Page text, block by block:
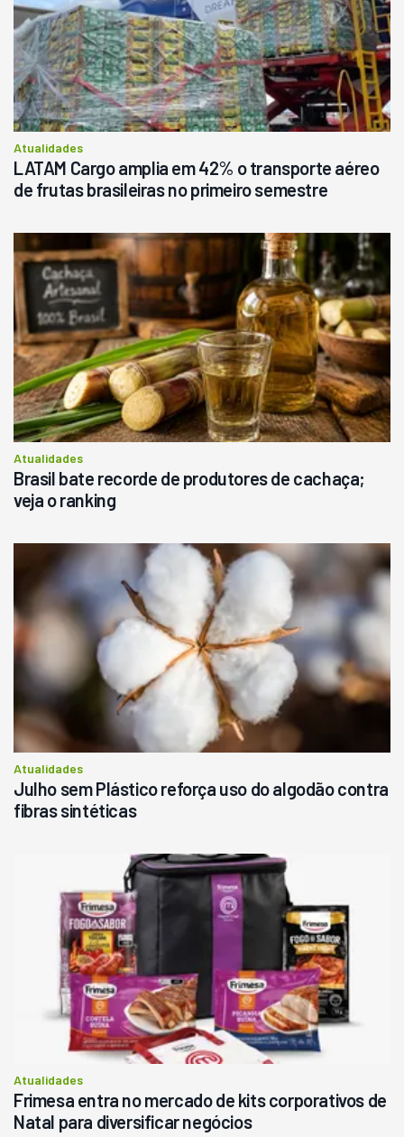
Atualidades
LATAM Cargo amplia em 42% o transporte aéreo
de frutas brasileiras no primeiro semestre
Atualidades
Brasil bate recorde de produtores de cachaça;
veja o ranking
Atualidades
Julho sem Plástico reforça uso do algodão contra
fibras sintéticas
Atualidades
Frimesa entra no mercado de kits corporativos de
Natal para diversificar negócios